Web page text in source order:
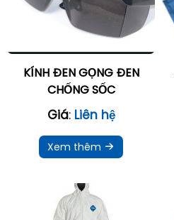
KÍNH ĐEN GỌNG ĐEN
CHỐNG SỐC
Giá: Liên hệ
Xem thêm